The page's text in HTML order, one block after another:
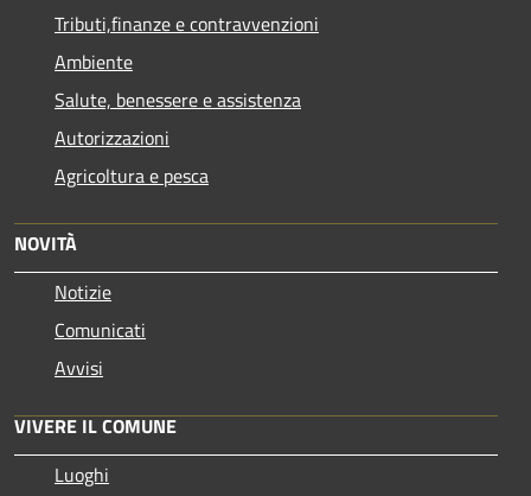
Tributi,finanze e contravvenzioni
Ambiente
Salute, benessere e assistenza
Autorizzazioni
Agricoltura e pesca
NOVITÀ
Notizie
Comunicati
Avvisi
VIVERE IL COMUNE
Luoghi